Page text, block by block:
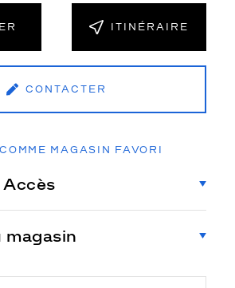
ITINÉRAIRE
CONTACTER
MAGASIN FAVORI
Accès
magasin